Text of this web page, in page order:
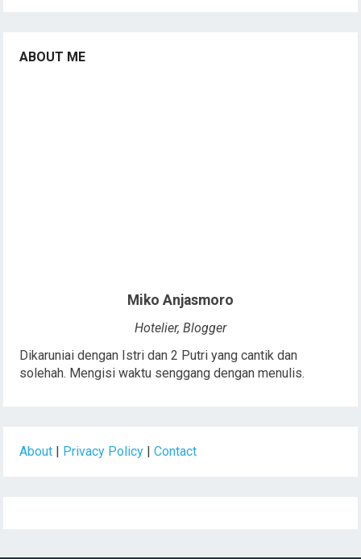
ABOUT ME
Miko Anjasmoro
Hotelier, Blogger
Dikaruniai dengan Istri dan 2 Putri yang cantik dan
solehah. Mengisi waktu senggang dengan menulis.
About Privacy Policy |Contact